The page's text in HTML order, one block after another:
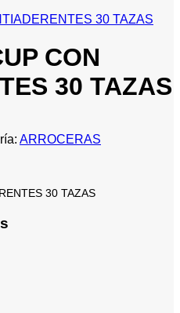
CON
30 TAZAS
ARROCERAS
30 TAZAS